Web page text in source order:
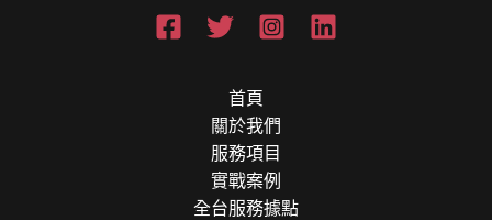
首頁
關於我們
服務項目
實戰案例
全台服務據點